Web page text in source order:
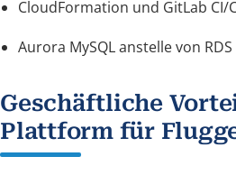
CloudFormation und GitLab CI/
Aurora MySQL anstelle von
Geschäftliche
Plattform für